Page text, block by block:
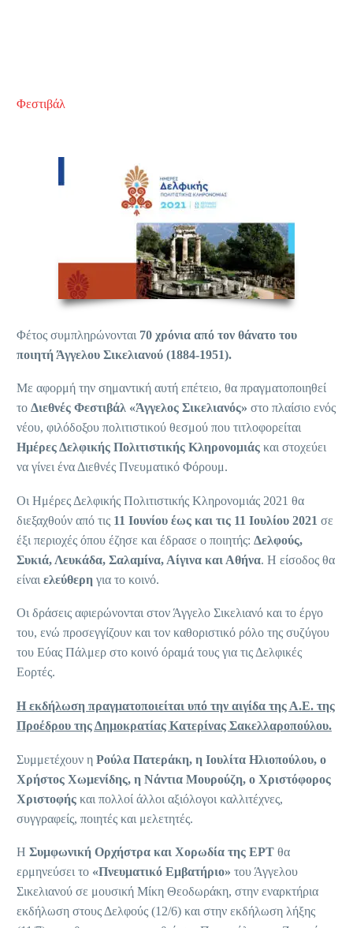
Φεστιβάλ
Φέτος συμπληρώνονται 70 χρόνια από τον θάνατο του
ποιητή Άγγελου Σικελιανού (1884-1951).
Mε αφορμή την σημαντική αυτή επέτειο, θα πραγματοποιηθεί
το Διεθνές Φεστιβάλ «Άγγελος Σικελιανός» στο πλαίσιο ενός
νέου, φιλόδοξου πολιτιστικού θεσμού που τιτλοφορείται
Ημέρες Δελφικής Πολιτιστικής Κληρονομιάς και στοχεύει
να γίνει ένα Διεθνές Πνευματικό Φόρουμ.
Οι Ημέρες Δελφικής Πολιτιστικής Κληρονομιάς 2021 θα
διεξαχθούν από τις 11 Ιουνίου έως και τις 11 Ιουλίου 2021 σε
έξι περιοχές όπου έζησε και έδρασε ο ποιητής: Δελφούς,
Συκιά, Λευκάδα, Σαλαμίνα, Αίγινα και Αθήνα. H είσοδος θα
είναι ελεύθερη για το κοινό.
Οι δράσεις αφιερώνονται στον Άγγελο Σικελιανό και το έργο
του, ενώ προσεγγίζουν και τον καθοριστικό ρόλο της συζύγου
του Εύας Πάλμερ στο κοινό όραμά τους για τις Δελφικές
Εορτές.
Η εκδήλωση πραγματοποιείται υπό την αιγίδα της Α.Ε. της
Προέδρου της Δημοκρατίας Κατερίνας Σακελλαροπούλου.
Συμμετέχουν η Ρούλα Πατεράκη, η Ιουλίτα Ηλιοπούλου, ο
Χρήστος Χωμενίδης, η Nάντια Μουρούζη, ο Χριστόφορος
Χριστοφής και πολλοί άλλοι αξιόλογοι καλλιτέχνες,
συγγραφείς, ποιητές και μελετητές.
Η Συμφωνική Ορχήστρα και Χορωδία της ΕΡΤ θα
ερμηνεύσει το «Πνευματικό Εμβατήριο» του Άγγελου
Σικελιανού σε μουσική Μίκη Θεοδωράκη, στην εναρκτήρια
εκδήλωση στους Δελφούς (12/6) και στην εκδήλωση λήξης